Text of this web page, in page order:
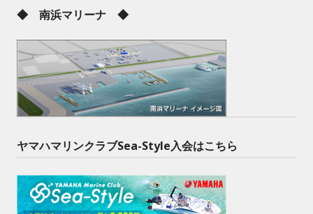
◆ 南浜マリーナ ◆
ヤマハマリンクラブSea-Style入会はこちら